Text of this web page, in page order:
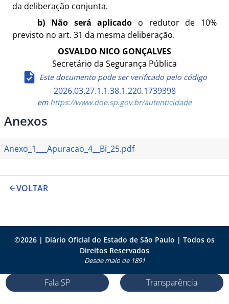
da deliberação conjunta.
b) Não será aplicado o redutor de 10%
previsto no art. 31 da mesma deliberação.
OSVALDO NICO GONÇALVES
Secretário da Segurança Pública
Este documento pode ser verificado pelo código
2026.03.27.1.1.38.1.220.1739398
emhttps://www.doe.sp.gov.br/autenticidade
Anexos
Anexo_1___Apuracao_4__Bi_25.pdf
VOLTAR
©2026 | Diário Oficial do Estado de São Paulo | Todos os
Direitos Reservados
Desde maio de 1891
Fala SP Transparência